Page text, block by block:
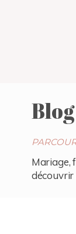
Mariage,
découvrir